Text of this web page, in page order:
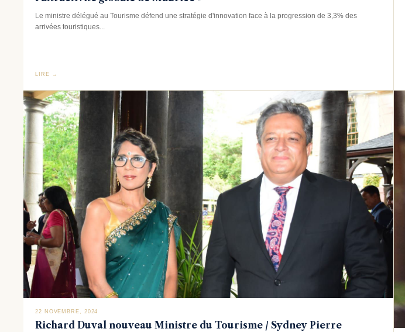
Le ministre délégué au Tourisme défend une stratégie d'innovation face à la progression de 3,3% des
arrivées touristiques...
LIRE →
22 NOVEMBRE, 2024
Richard Duval nouveau Ministre du Tourisme / Sydney Pierre